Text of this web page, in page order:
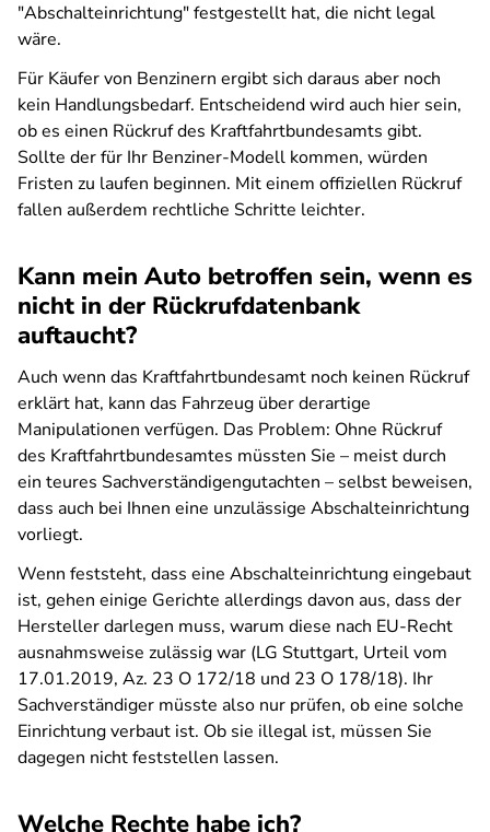
"Abschalteinrichtung" festgestellt hat, die nicht legal
wäre.
Für Käufer von Benzinern ergibt sich daraus aber noch
kein Handlungsbedarf. Entscheidend wird auch hier sein,
ob es einen Rückruf des Kraftfahrtbundesamts gibt.
Sollte der für Ihr Benziner-Modell kommen, würden
Fristen zu laufen beginnen. Mit einem offiziellen Rückruf
fallen außerdem rechtliche Schritte leichter.
Kann mein Auto betroffen sein, wenn es
nicht in der Rückrufdatenbank
auftaucht?
Auch wenn das Kraftfahrtbundesamt noch keinen Rückruf
erklärt hat, kann das Fahrzeug über derartige
Manipulationen verfügen. Das Problem: Ohne Rückruf
des Kraftfahrtbundesamtes müssten Sie – meist durch
ein teures Sachverständigengutachten – selbst beweisen,
dass auch bei Ihnen eine unzulässige Abschalteinrichtung
vorliegt.
Wenn feststeht, dass eine Abschalteinrichtung eingebaut
ist, gehen einige Gerichte allerdings davon aus, dass der
Hersteller darlegen muss, warum diese nach EU-Recht
ausnahmsweise zulässig war (LG Stuttgart, Urteil vom
17.01.2019, Az. 23 O 172/18 und 23 O 178/18). Ihr
Sachverständiger müsste also nur prüfen, ob eine solche
Einrichtung verbaut ist. Ob sie illegal ist, müssen Sie
dagegen nicht feststellen lassen.
Welche Rechte habe ich?